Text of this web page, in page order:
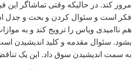
مرور کند. در حاليکه وقتی تماشاگر اين
فکر است و سئوال کردن و بحث و جدل
هم نااميدی وياس را ترويج کند و به
بشود. سئوال مقدمه و کليد انديشيدن
به سمت انديشيدن سوق داد. اين يک